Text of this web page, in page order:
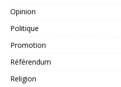
Opinion
Politique
Promotion
Référendum
Religion